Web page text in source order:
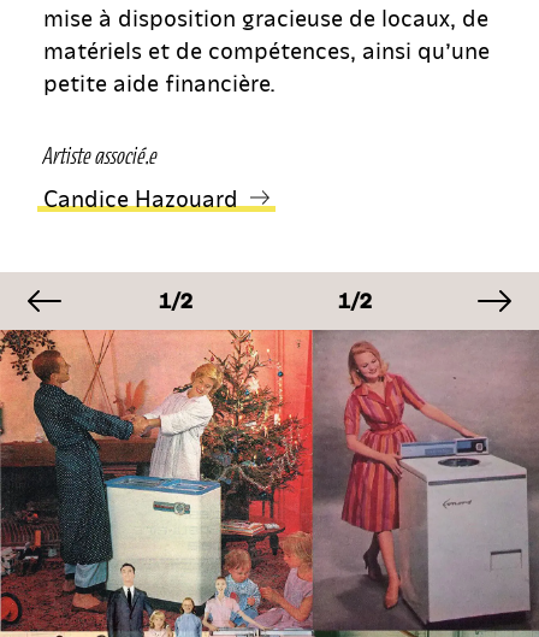
mise à disposition gracieuse de locaux, de
matériels et de compétences, ainsi qu’une
petite aide financière.
Artiste associé.e
Candice Hazouard
image précédente
IMAGE
1/2 IMAGE
1/2 1/2
IMAGE
1/2 IMAGE
1/2